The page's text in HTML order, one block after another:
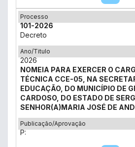
Processo
101-2026
Decreto
Ano/Titulo
2026
NOMEIA PARA EXERCER O
TÉCNICA CCE-05, NA
EDUCAÇÃO, DO MUNICÍPIO DE
CARDOSO, DO ESTADO DE
SENHOR(A)MARIA JOSÉ DE
Publicação/Aprovação
P: